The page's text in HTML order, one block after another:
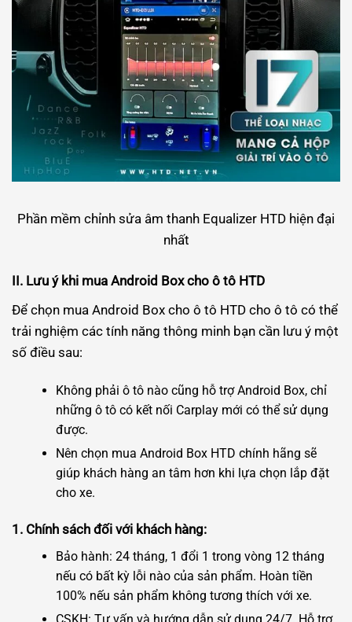
Phần mềm chỉnh sửa âm thanh Equalizer HTD hiện đại
nhất
II. Lưu ý khi mua Android Box cho ô tô HTD
Để chọn mua Android Box cho ô tô HTD cho ô tô có thể
trải nghiệm các tính năng thông minh bạn cần lưu ý một
số điều sau:
Không phải ô tô nào cũng hỗ trợ Android Box, chỉ
những ô tô có kết nối Carplay mới có thể sử dụng
được.
Nên chọn mua Android Box HTD chính hãng sẽ
giúp khách hàng an tâm hơn khi lựa chọn lắp đặt
cho xe.
1. Chính sách đối với khách hàng:
Bảo hành: 24 tháng, 1 đổi 1 trong vòng 12 tháng
nếu có bất kỳ lỗi nào của sản phẩm. Hoàn tiền
100% nếu sản phẩm không tương thích với xe.